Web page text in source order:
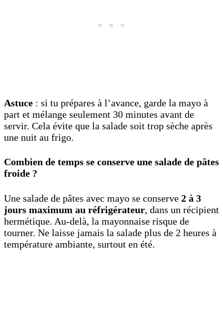
Astuce : si tu prépares à l’avance, garde la mayo à
part et mélange seulement 30 minutes avant de
servir. Cela évite que la salade soit trop sèche après
une nuit au frigo.
Combien de temps se conserve une salade de pâtes
froide ?
Une salade de pâtes avec mayo se conserve 2 à 3
jours maximum au réfrigérateur, dans un récipient
hermétique. Au-delà, la mayonnaise risque de
tourner. Ne laisse jamais la salade plus de 2 heures à
température ambiante, surtout en été.